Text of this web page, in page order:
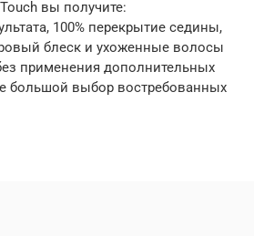
вы получите:
100% перекрытие седины,
блеск и ухоженные волосы
применения дополнительных
большой выбор востребованных